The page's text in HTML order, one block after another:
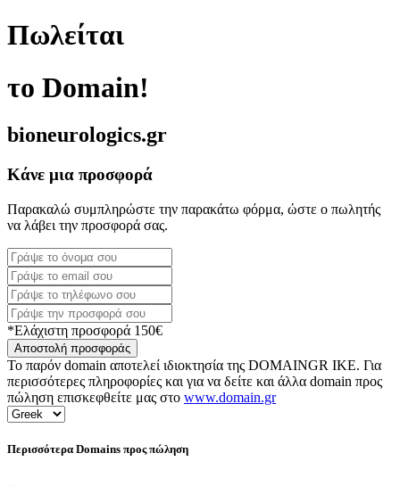
Πωλείται
το Domain!
bioneurologics.gr
Κάνε μια προσφορά
Παρακαλώ συμπληρώστε την παρακάτω φόρμα, ώστε ο πωλητής
να λάβει την προσφορά σας.
*Ελάχιστη προσφορά 150€
Αποστολή προσφοράς
Το παρόν domain αποτελεί ιδιοκτησία της DOMAINGR ΙΚΕ. Για
περισσότερες πληροφορίες και για να δείτε και άλλα domain προς
πώληση επισκεφθείτε μας στο www.domain.gr
Περισσότερα Domains προς πώληση